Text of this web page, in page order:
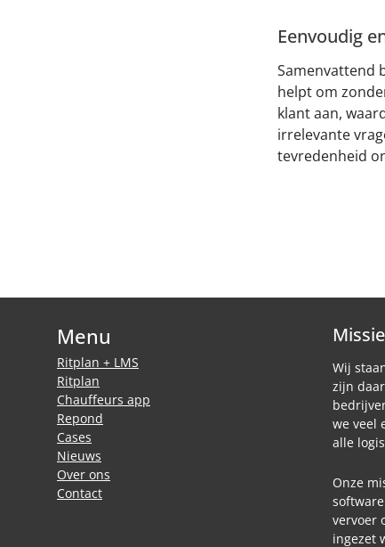
Eenvoudig
Samenvattend
helpt om
klant aan,
irrelevante
tevredenheid
Menu
Ritplan + LMS
Ritplan
Chauffeurs app
Repond
Cases
Nieuws
Over ons
Contact
Wij
zijn
we veel
alle
Onze
vervoer
ingezet